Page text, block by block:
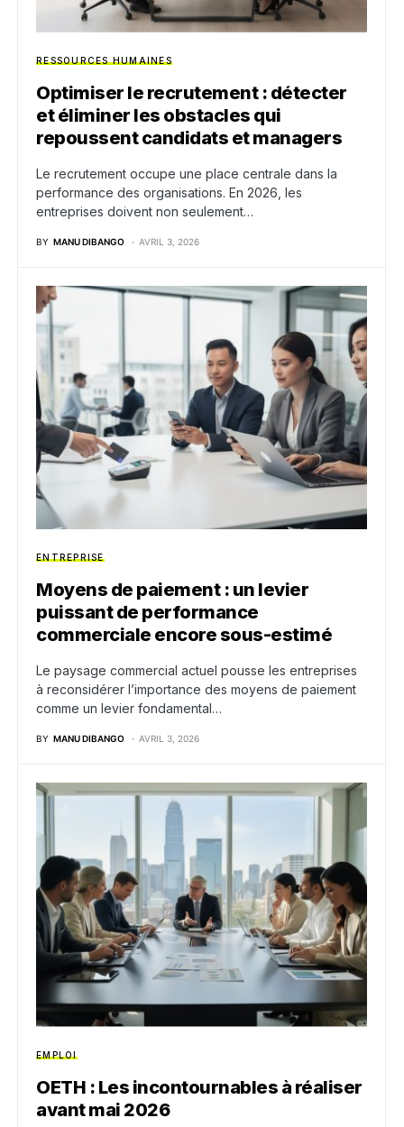
RESSOURCES HUMAINES
Optimiser le recrutement : détecter
et éliminer les obstacles qui
repoussent candidats et managers
Le recrutement occupe une place centrale dans la
performance des organisations. En 2026, les
entreprises doivent non seulement…
BY MANU DIBANGO AVRIL 3, 2026
ENTREPRISE
Moyens de paiement : un levier
puissant de performance
commerciale encore sous-estimé
Le paysage commercial actuel pousse les entreprises
à reconsidérer l’importance des moyens de paiement
comme un levier fondamental…
BY MANU DIBANGO AVRIL 3, 2026
EMPLOI
OETH : Les incontournables à réaliser
avant mai 2026